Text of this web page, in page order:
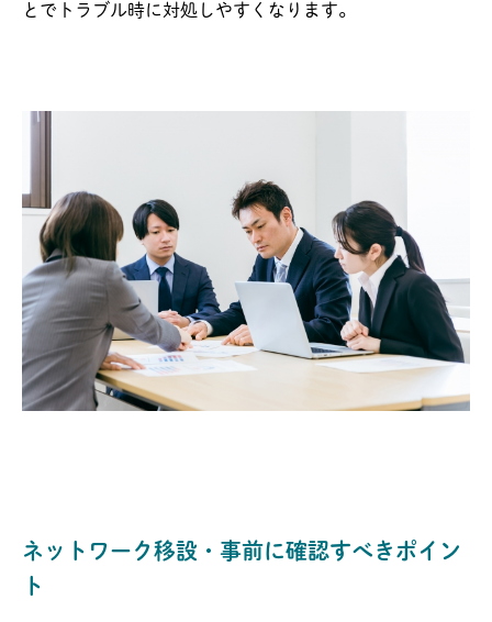
とでトラブル時に対処しやすくなります。
ネットワーク移設・事前に確認すべきポイン
ト